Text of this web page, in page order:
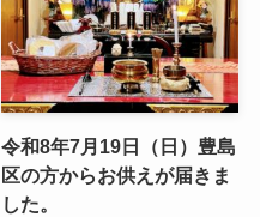
令和8年7月19日（日）豊島
区の方からお供えが届きま
した。